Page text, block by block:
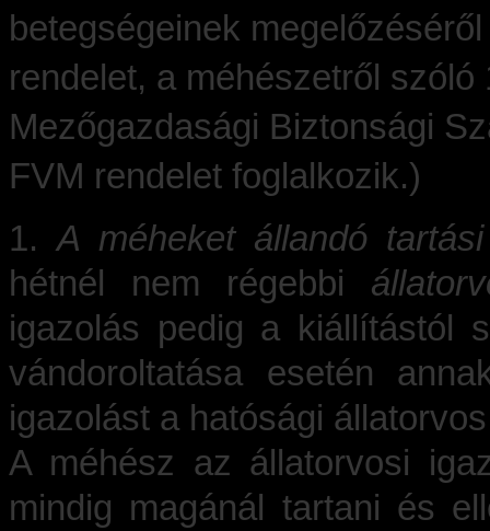
betegségeinek
rendelet, a méhészetről
Mezőgazdasági Biztonsági
FVM rendelet foglalkozik.)
1.A méheket állandó
hétnél nem régebbi
igazolás pedig a kiállítástól
vándoroltatása esetén
igazolást a hatósági
A méhész az állatorvosi
mindig magánál tartani és